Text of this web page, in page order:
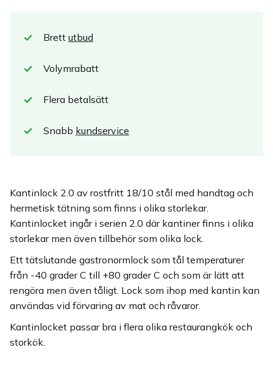
Brett utbud
Volymrabatt
Flera betalsätt
Snabb kundservice
Kantinlock 2.0 av rostfritt 18/10 stål med handtag och
hermetisk tätning som finns i olika storlekar.
Kantinlocket ingår i serien 2.0 där kantiner finns i olika
storlekar men även tillbehör som olika lock.
Ett tätslutande gastronormlock som tål temperaturer
från -40 grader C till +80 grader C och som är lätt att
rengöra men även tåligt. Lock som ihop med kantin kan
användas vid förvaring av mat och råvaror.
Kantinlocket passar bra i flera olika restaurangkök och
storkök.